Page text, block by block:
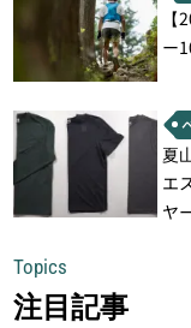
ー
夏
エ
ヤ
Topics
注目記事